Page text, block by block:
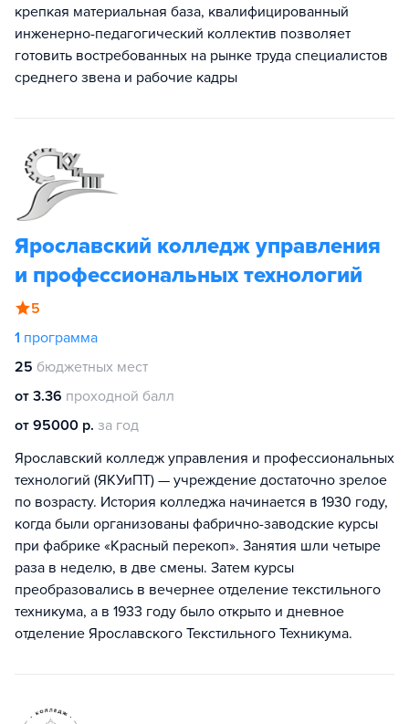
крепкая материальная база, квалифицированный
инженерно-педагогический коллектив позволяет
готовить востребованных на рынке труда специалистов
среднего звена и рабочие кадры
Ярославский колледж управления
и профессиональных технологий
5
1 программа
25 бюджетных мест
от 3.36 проходной балл
от 95000 р. за год
Ярославский колледж управления и профессиональных
технологий (ЯКУиПТ) — учреждение достаточно зрелое
по возрасту. История колледжа начинается в 1930 году,
когда были организованы фабрично-заводские курсы
при фабрике «Красный перекоп». Занятия шли четыре
раза в неделю, в две смены. Затем курсы
преобразовались в вечернее отделение текстильного
техникума, а в 1933 году было открыто и дневное
отделение Ярославского Текстильного Техникума.